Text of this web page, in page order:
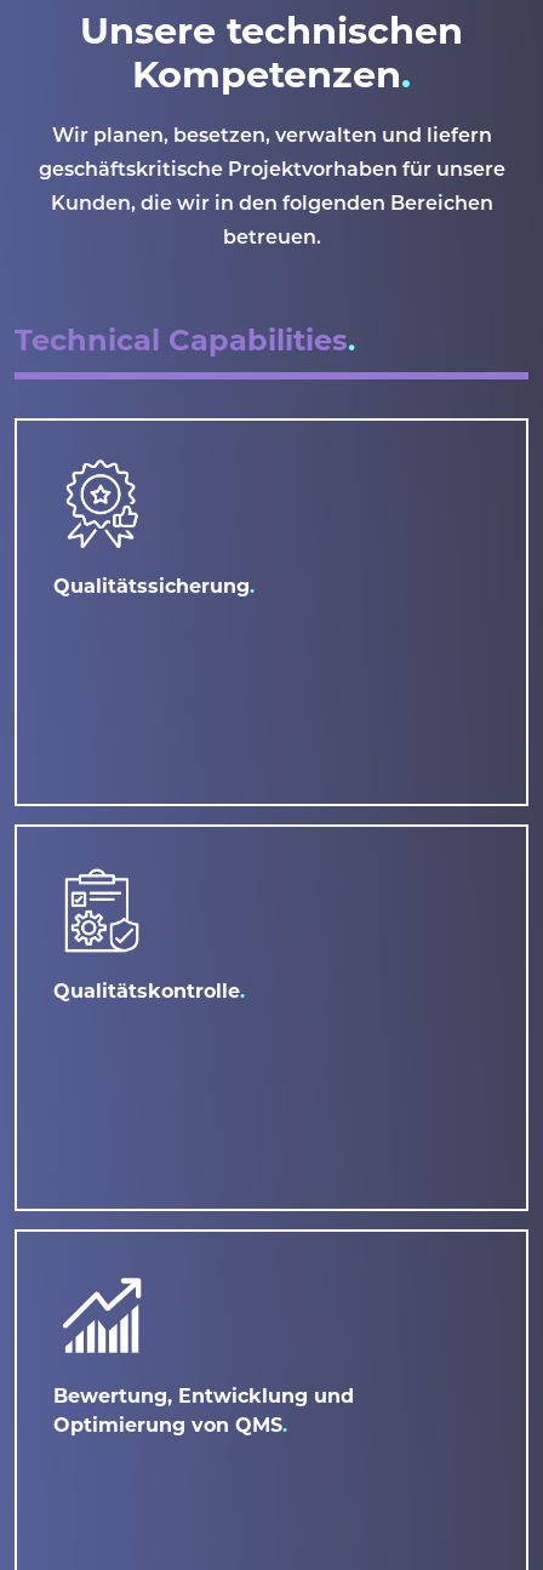
Unsere technischen
Kompetenzen
Wir planen, besetzen, verwalten und liefern
geschäftskritische Projektvorhaben für unsere
Kunden, die wir in den folgenden Bereichen
betreuen.
Technical Capabilities
Qualitätssicherung
Qualitätskontrolle
Bewertung, Entwicklung und
Optimierung von QMS